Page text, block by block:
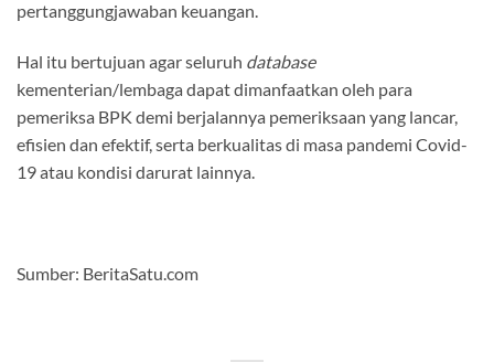
pertanggungjawaban keuangan.
Hal itu bertujuan agar seluruh database
kementerian/lembaga dapat dimanfaatkan oleh para
pemeriksa BPK demi berjalannya pemeriksaan yang lancar,
efisien dan efektif, serta berkualitas di masa pandemi Covid-
19 atau kondisi darurat lainnya.
Sumber: BeritaSatu.com